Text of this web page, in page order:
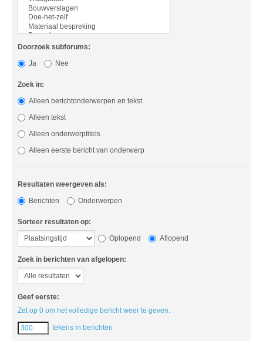
Doorzoek subforums:
Ja
Nee
Zoek in:
Alleen berichtonderwerpen en tekst
Alleen tekst
Alleen onderwerptitels
Alleen eerste bericht van onderwerp
Resultaten weergeven als:
Berichten
Onderwerpen
Sorteer resultaten op:
Oplopend
Aflopend
Zoek in berichten van afgelopen:
Geef eerste:
Zet op 0 om het volledige bericht weer te geven.
tekens in berichten